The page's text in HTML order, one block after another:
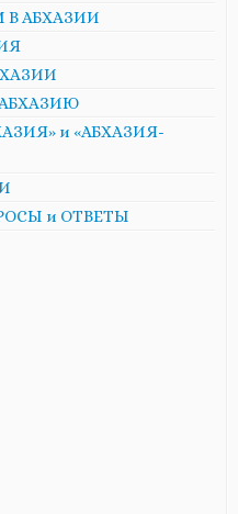
АБХАЗИИ
и «АБХАЗИЯ-
и ОТВЕТЫ